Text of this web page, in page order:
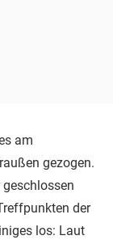
am
gezogen.
der
los: Laut